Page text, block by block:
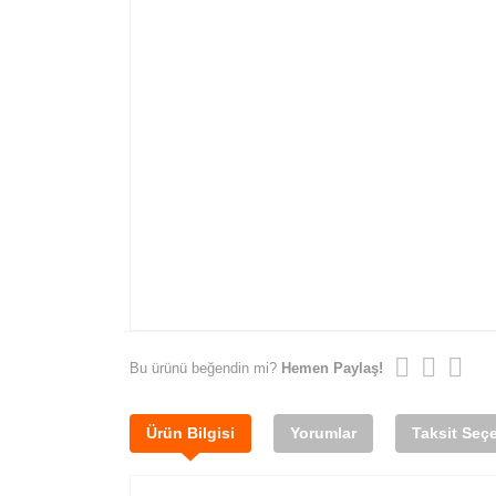
Bu ürünü beğendin mi? Hemen Paylaş!
Ürün Bilgisi Yorumlar Taksit